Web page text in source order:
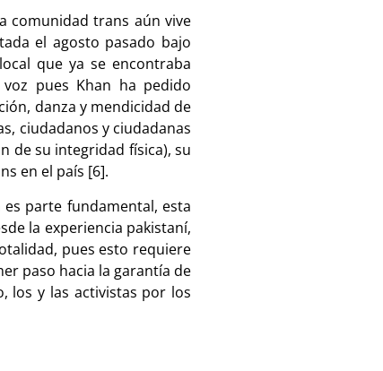
comunidad trans aún vive
el agosto pasado bajo
que ya se encontraba
pues Khan ha pedido
danza y mendicidad de
ciudadanos y ciudadanas
de su integridad física), su
en el país [6].
parte fundamental, esta
la experiencia pakistaní,
pues esto requiere
paso hacia la garantía de
los y las activistas por los